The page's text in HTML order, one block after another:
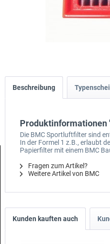
Beschreibung
Produktinformationen
Die BMC Sportluftfilter sind
In der Formel 1 z.B., erlaubt
Papierfilter mit einem BMC
Fragen zum Artikel?
Weitere Artikel von BMC
Kunden kauften auch